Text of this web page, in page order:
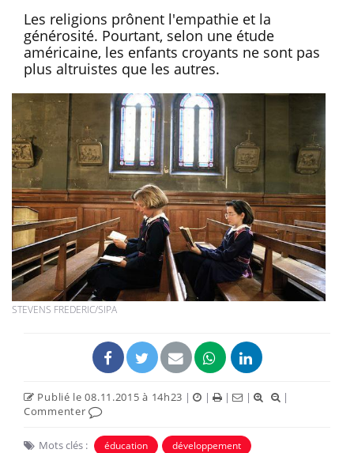
Les religions prônent l'empathie et la
générosité. Pourtant, selon une étude
américaine, les enfants croyants ne sont pas
plus altruistes que les autres.
STEVENS FREDERIC/SIPA
Publié le 08.11.2015 à 14h23 | | | |
|
Commenter
Mots clés : éducation développement